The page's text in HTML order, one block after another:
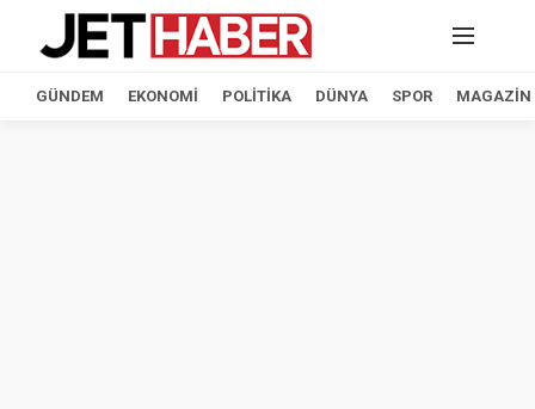
GÜNDEM EKONOMI POLITIKA DÜNYA SPOR MAGAZIN